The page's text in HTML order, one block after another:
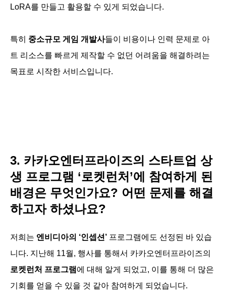
LoRA를 만들고 활용할 수 있게 되었습니다.
특히 중소규모 게임 개발사들이 비용이나 인력 문제로 아
트 리소스를 빠르게 제작할 수 없던 어려움을 해결하려는
목표로 시작한 서비스입니다.
3. 카카오엔터프라이즈의 스타트업 상
생 프로그램 ‘로켓런처’에 참여하게 된
배경은 무엇인가요? 어떤 문제를 해결
하고자 하셨나요?
저희는 엔비디아의 ‘인셉션’ 프로그램에도 선정된 바 있습
니다. 지난해 11월, 행사를 통해서 카카오엔터프라이즈의
로켓런처 프로그램에 대해 알게 되었고, 이를 통해 더 많은
기회를 얻을 수 있을 것 같아 참여하게 되었습니다.